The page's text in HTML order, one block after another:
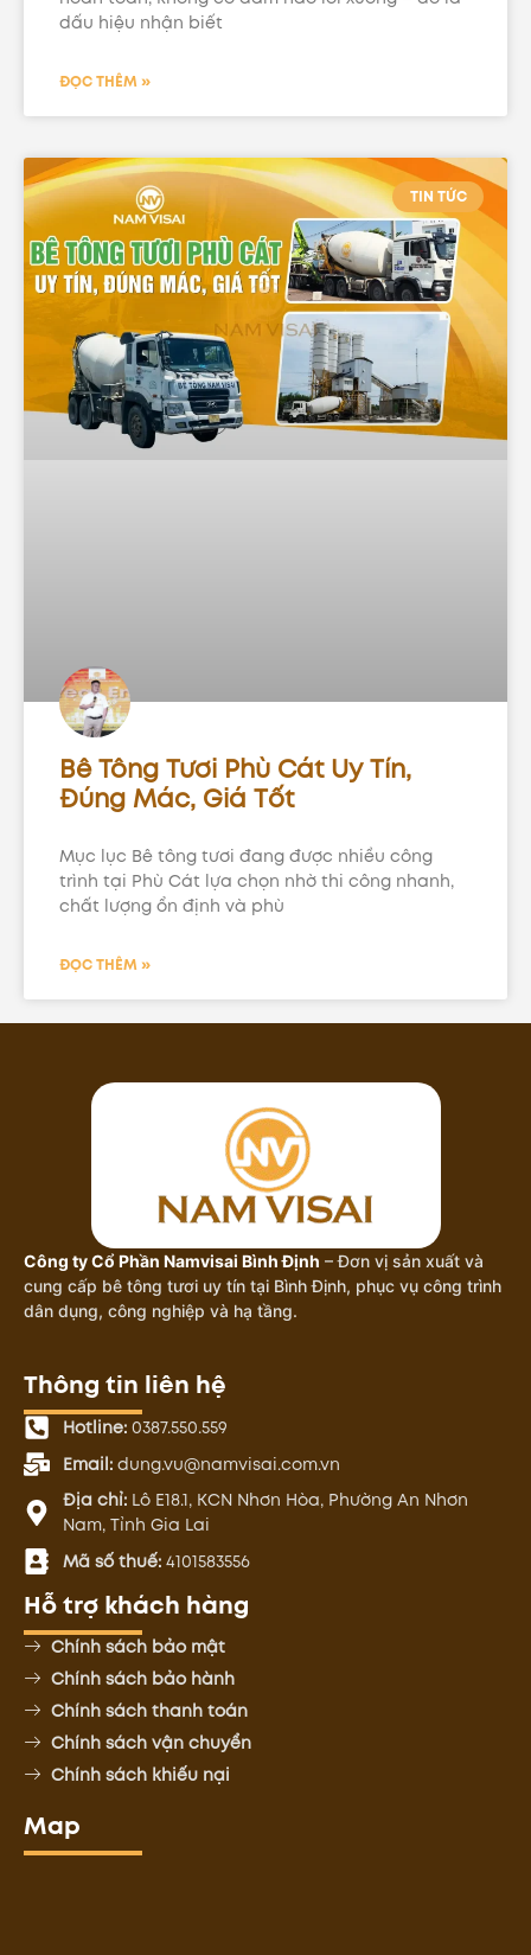
dấu hiệu nhận biết
ĐỌC THÊM »
TIN TỨC
Bê Tông Tươi Phù Cát Uy Tín,
Đúng Mác, Giá Tốt
Mục lục Bê tông tươi đang được nhiều công
trình tại Phù Cát lựa chọn nhờ thi công nhanh,
chất lượng ổn định và phù
ĐỌC THÊM »
Công ty Cổ Phần Namvisai Bình Định – Đơn vị sản xuất và
cung cấp bê tông tươi uy tín tại Bình Định, phục vụ công trình
dân dụng, công nghiệp và hạ tầng.
Thông tin liên hệ
Hotline:0387.550.559
Email:dung.vu@namvisai.com.vn
Địa chỉ:Lô E18.1, KCN Nhơn Hòa, Phường An Nhơn
Nam, Tỉnh Gia Lai
Mã số thuế:4101583556
Hỗ trợ khách hàng
Chính sách bảo mật
Chính sách bảo hành
Chính sách thanh toán
Chính sách vận chuyển
Chính sách khiếu nại
Map